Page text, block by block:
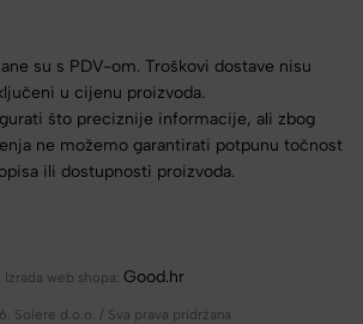
su s PDV-om. Troškovi dostave nisu
u cijenu proizvoda.
što preciznije informacije, ali zbog
ne možemo garantirati potpunu točnost
ili dostupnosti proizvoda.
Izrada web shopa: Good.hr
Solere d.o.o. / Sva prava pridržana